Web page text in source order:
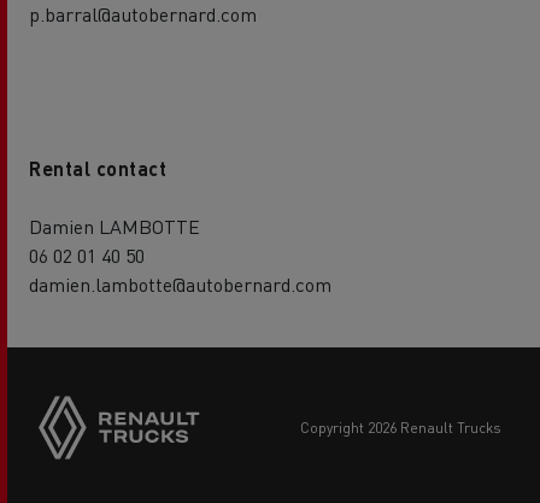
p.barral@autobernard.com
Rental contact
Damien LAMBOTTE
06 02 01 40 50
damien.lambotte@autobernard.com
copyright 2026 Renault Trucks